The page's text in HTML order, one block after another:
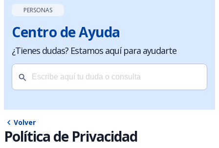
PERSONAS
Centro de Ayuda
¿Tienes dudas? Estamos aquí para ayudarte
Volver
Política de Privacidad